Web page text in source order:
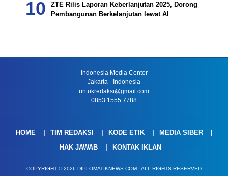
ZTE Rilis Laporan Keberlanjutan 2025, Dorong
Pembangunan Berkelanjutan lewat AI
Indonesia Media Center
Jakarta - Indonesia
untukredaksi@gmail.com
0853 1555 7788
HOME TIM REDAKSI KODE ETIK
MEDIA SIBER
HAK JAWAB
KONTAK IKLAN
COPYRIGHT © 2026 DIPLOMATIKNEWS.COM - ALL RIGHTS RESERVED